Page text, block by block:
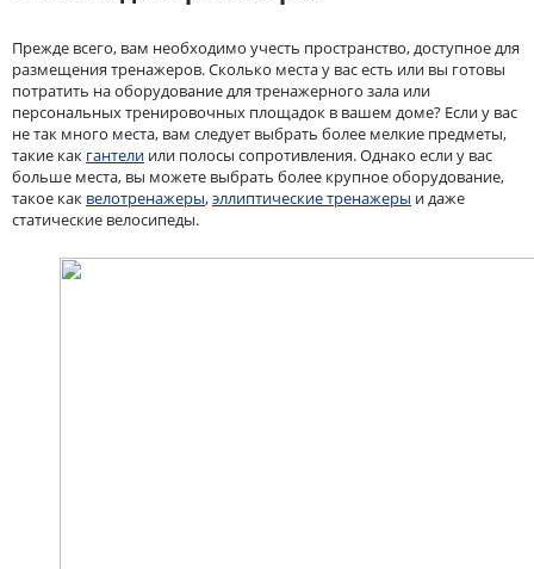
Прежде всего, вам необходимо учесть пространство, доступное для
размещения тренажеров. Сколько места у вас есть или вы готовы
потратить на оборудование для тренажерного зала или
персональных тренировочных площадок в вашем доме? Если у вас
не так много места, вам следует выбрать более мелкие предметы,
такие как гантели или полосы сопротивления. Однако если у вас
больше места, вы можете выбрать более крупное оборудование,
такое как велотренажеры,эллиптические тренажеры и даже
статические велосипеды.